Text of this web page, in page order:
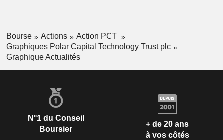
Bourse Actions
Action PCT
Graphiques Polar Capital Technology Trust plc
Graphique Actualités
N°1 du Conseil
Boursier
+ de 20 ans
à vos côtés